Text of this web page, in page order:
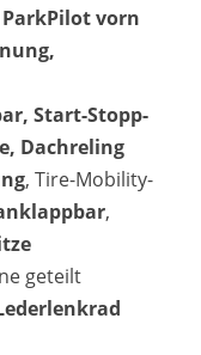
ParkPilot vorn
Start-Stopp-
Dachreling
, Tire-Mobility-
,
geteilt